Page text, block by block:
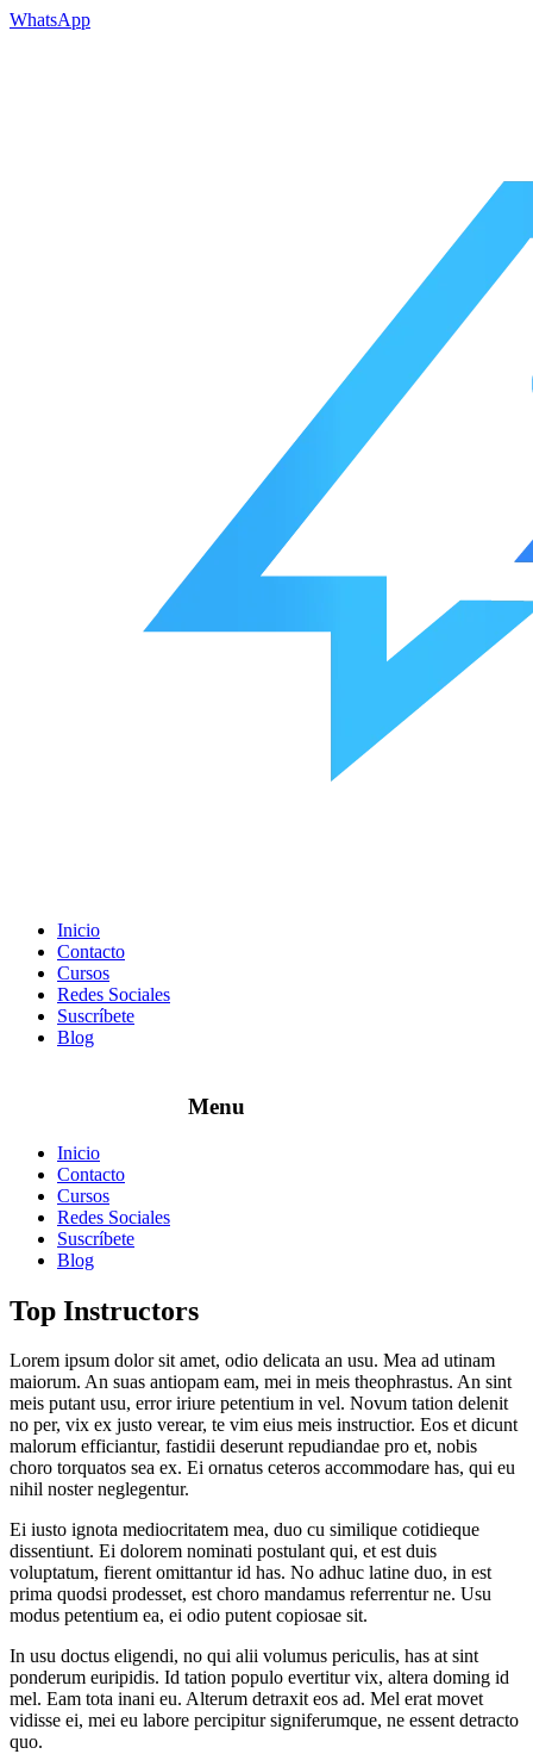
WhatsApp
Inicio
Contacto
Cursos
Redes Sociales
Suscríbete
Blog
Inicio
Contacto
Cursos
Redes Sociales
Suscríbete
Blog
Top Instructors
Lorem ipsum dolor sit amet, odio delicata an usu. Mea ad utinam
maiorum. An suas antiopam eam, mei in meis theophrastus. An sint
meis putant usu, error iriure petentium in vel. Novum tation delenit
no per, vix ex justo verear, te vim eius meis instructior. Eos et dicunt
malorum efficiantur, fastidii deserunt repudiandae pro et, nobis
choro torquatos sea ex. Ei ornatus ceteros accommodare has, qui eu
nihil noster neglegentur.
Ei iusto ignota mediocritatem mea, duo cu similique cotidieque
dissentiunt. Ei dolorem nominati postulant qui, et est duis
voluptatum, fierent omittantur id has. No adhuc latine duo, in est
prima quodsi prodesset, est choro mandamus referrentur ne. Usu
modus petentium ea, ei odio putent copiosae sit.
In usu doctus eligendi, no qui alii volumus periculis, has at sint
ponderum euripidis. Id tation populo evertitur vix, altera doming id
mel. Eam tota inani eu. Alterum detraxit eos ad. Mel erat movet
vidisse ei, mei eu labore percipitur signiferumque, ne essent detracto
quo.